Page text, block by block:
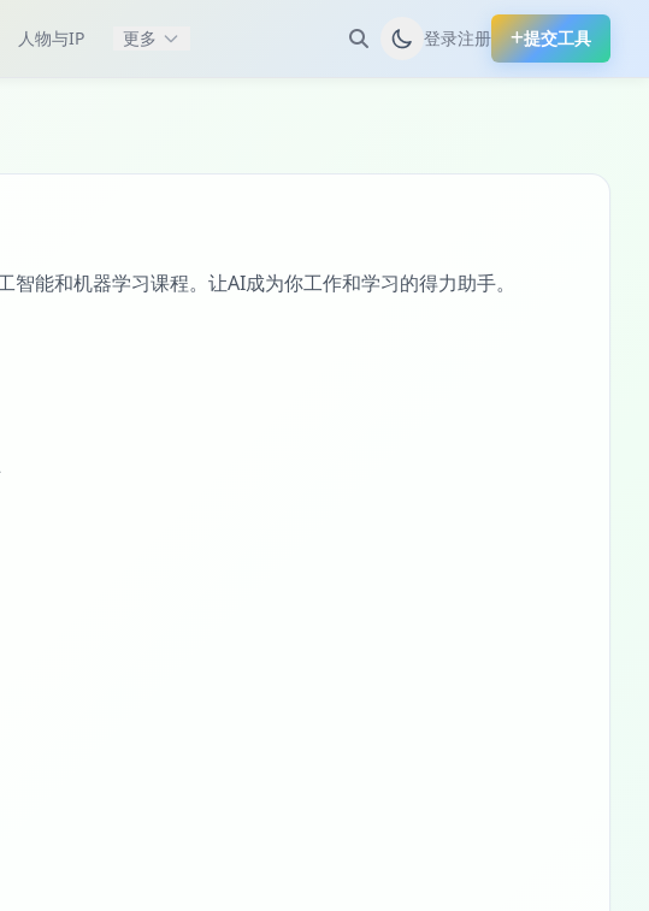
人物与IP 更多 登录注册 提交工具
能和机器学习课程。让AI成为你工作和学习的得力助手。